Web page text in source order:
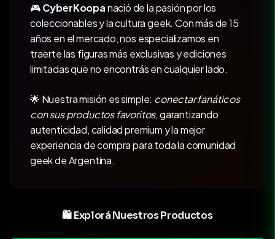
🎮CyberKoopanació de la pasión por los
coleccionables y la cultura geek. Con más de 15
años en el mercado, nos especializamos en
traerte las figuras más exclusivas y ediciones
limitadas que no encontrás en cualquier lado.
🌟 Nuestra misión es simple: conectar fanáticos
con sus productos favoritos, garantizando
autenticidad, calidad premium y la mejor
experiencia de compra para toda la comunidad
geek de Argentina.
🛍️ Explorá Nuestros Productos